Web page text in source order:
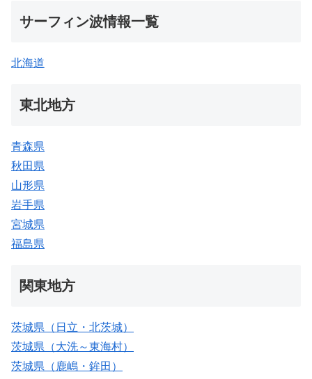
サーフィン波情報一覧
北海道
東北地方
青森県
秋田県
山形県
岩手県
宮城県
福島県
関東地方
茨城県（日立・北茨城）
茨城県（大洗～東海村）
茨城県（鹿嶋・鉾田）